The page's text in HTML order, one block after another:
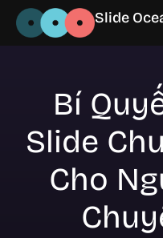
Slide
Bí
Slide
Cho